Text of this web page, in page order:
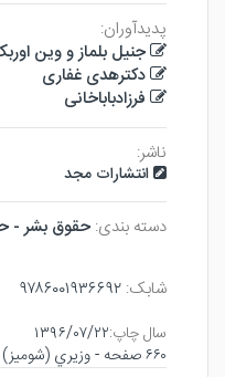
پدیدآوران:
جنیل بلماز و وین
دکترهدی غفاری
فرزادباباخانی
ناشر:
انتشارات مجد
دسته بندی: حقوق بشر -
شابک: ۹۷۸۶۰۰۱۹۳۶۶۹۲
سال چاپ:۱۳۹۶/۰۷/۲۲
۶۶۰ صفحه - وزيري (شوميز) - چاپ ۱